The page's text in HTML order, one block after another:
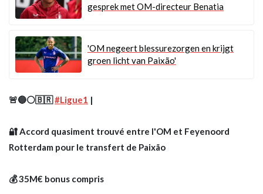
gesprek met OM-directeur Benatia
'OM negeert blessurezorgen en krijgt
groen licht van Paixão'
🚨🔵⚪️🇧🇷#Ligue1 |
🔐 Accord quasiment trouvé entre l'OM et Feyenoord
Rotterdam pour le transfert de Paixão
💰 35M€ bonus compris